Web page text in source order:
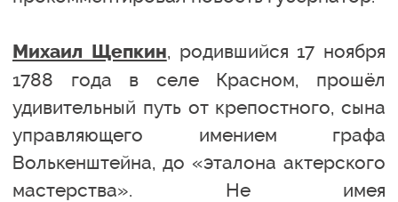
Михаил Щепкин, родившийся 17 ноября
1788 года в селе Красном, прошёл
удивительный путь от крепостного, сына
управляющего имением графа
Волькенштейна, до «эталона актерского
мастерства». Не имея